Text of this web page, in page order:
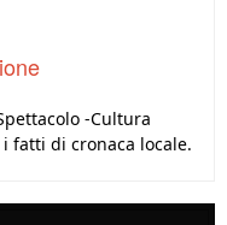
-Cultura
fatti di cronaca locale.